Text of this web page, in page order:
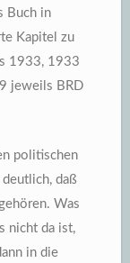
Buch in
Kapitel zu
1933, 1933
jeweils BRD
politischen
daß
Was
nicht da ist,
in die